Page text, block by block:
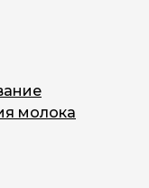
молока